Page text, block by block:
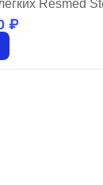
Resmed
клиник,
₽